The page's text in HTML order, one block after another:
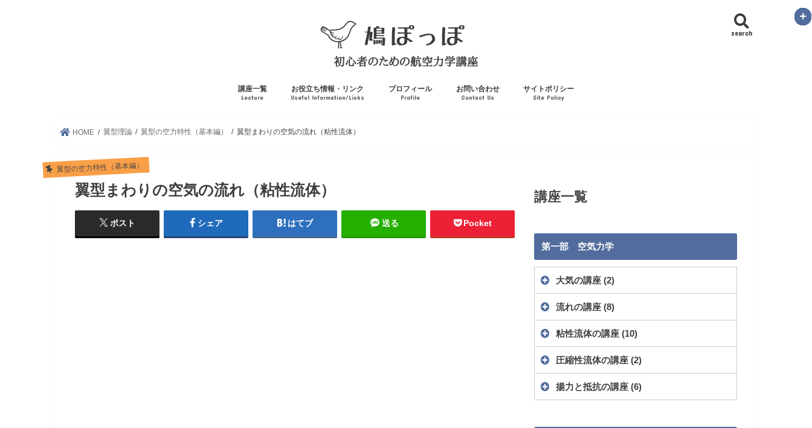
search
講座一覧
Lecture
お役立ち情報・リンク
Useful Information/Links
プロフィール
Profile
お問い合わせ
Contact Us
サイトポリシー
Site Policy
HOME 翼型理論 翼型の空力特性（基本編） 翼型まわりの空気の流れ（粘性流体）
翼型の空力特性（基本編）
翼型まわりの空気の流れ（粘性流体）
ポスト シェア はてブ 送る Pocket
講座一覧
第一部 空気力学
大気の講座 (2)
流れの講座 (8)
粘性流体の講座 (10)
圧縮性流体の講座 (2)
揚力と抵抗の講座 (6)